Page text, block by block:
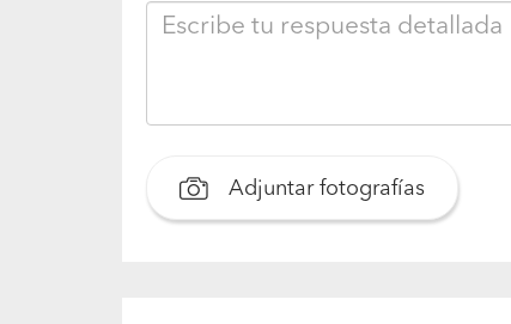
Adjuntar fotografías